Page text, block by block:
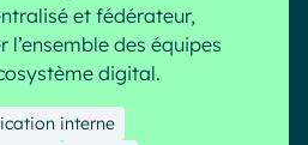
augmentée
et fédérateur,
des équipes
digital.
interne